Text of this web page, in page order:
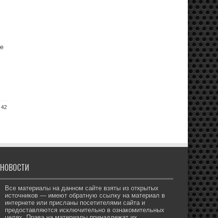
42
НОВОСТИ
Все материалы на данном сайте взяты из открытых
источников — имеют обратную ссылку на материал в
интернете или присланы посетителями сайта и
предоставляются исключительно в ознакомительных